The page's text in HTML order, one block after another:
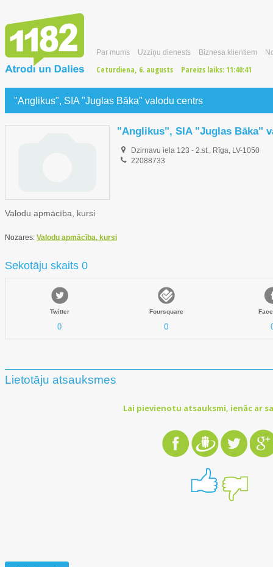
Par mums Uzziņu dienests Biznesa klientiem
Ceturdiena, 6. augusts Pareizs laiks: 11:40:42
"Anglikus", SIA "Juglas Bāka" valodu centrs
"Anglikus", SIA "Juglas Bāka"
Dzirnavu iela 123 - 2.st., Rīga, LV-1050
22088733
Valodu apmācība, kursi
Nozares: Valodu apmācība, kursi
Sekotāju skaits 0
Twitter
0
Foursquare
0
Lietotāju atsauksmes
Lai pievienotu atsauksmi, ienāc ar